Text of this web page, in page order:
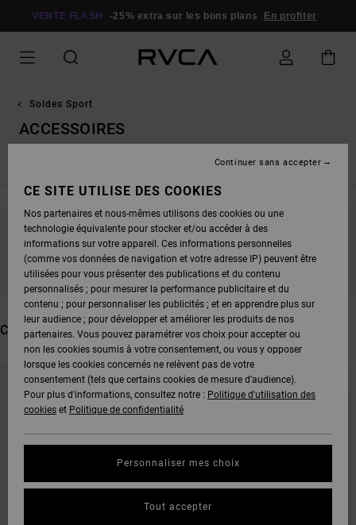
GRILLE
VENTE FLASH -25% extra sur les bons plans En profiter
Soldes Sport
ACCESSOIRES
Bas de Sport Hauts de Sport
NE PARTEZ PAS TROP LOIN, NOS PRODUITS
SERONT BIENTÔT DE RETOUR
CES PRODUITS POURRAIENT VOUS PLAIRE
PASSER
CRITÈRES
FILTRAGE
ALLER
TRIER
CE SITE UTILISE DES COOKIES
Nos partenaires et nous-mêmes utilisons des cookies ou une
technologie équivalente pour stocker et/ou accéder à des
informations sur votre appareil. Ces informations personnelles
(comme vos données de navigation et votre adresse IP) peuvent être
utilisées pour vous présenter des publications et du contenu
personnalisés ; pour mesurer la performance publicitaire et du
contenu ; pour personnaliser les publicités ; et en apprendre plus sur
leur audience ; pour développer et améliorer les produits de nos
partenaires. Vous pouvez paramétrer vos choix pour accepter ou
non les cookies soumis à votre consentement, ou vous y opposer
lorsque les cookies concernés ne relèvent pas de votre
consentement (tels que certains cookies de mesure d’audience).
Pour plus d'informations, consultez notre : Politique d'utilisation des
cookies et Politique de confidentialité
Personnaliser mes choix
Continuer sans accepter
Tout accepter